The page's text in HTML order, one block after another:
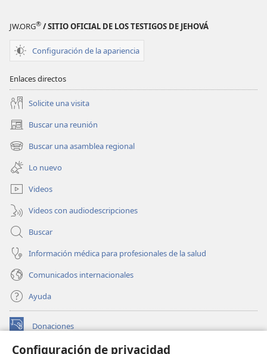
Configuración de privacidad
Agosto
de 2012
Agosto
de 2012
JW.ORG® / SITIO OFICIAL DE LOS TESTIGOS DE JEHOVÁ
Configuración de la apariencia
Enlaces directos
Solicite una visita
Buscar una reunión
(abre
una
nueva
ventana)
Buscar una asamblea regional
(abre
una
nueva
ventana)
Lo nuevo
Videos
Videos con audiodescripciones
Buscar
Información médica para profesionales de la salud
Comunicados internacionales
Ayuda
Donaciones
(abre